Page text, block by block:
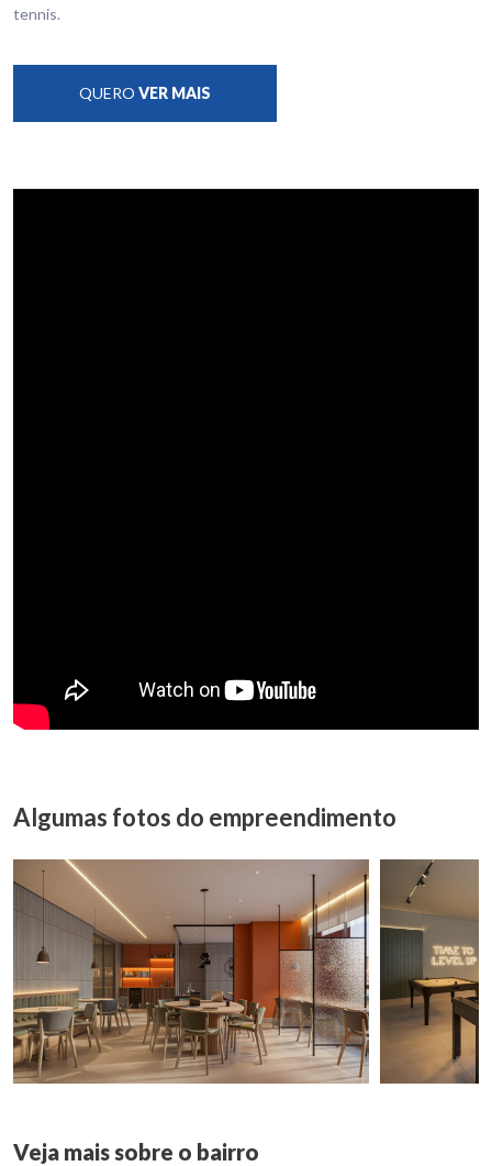
tennis.
QUERO VER MAIS
Algumas fotos do empreendimento
Veja mais sobre o bairro